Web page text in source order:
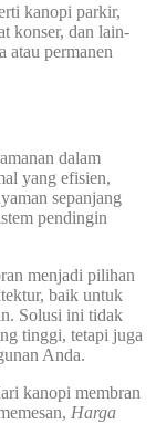
kanopi parkir,
konser, dan lain-
atau permanen
dalam
yang efisien,
sepanjang
pendingin
menjadi pilihan
baik untuk
Solusi ini tidak
tinggi, tetapi juga
Anda.
kanopi membran
Harga